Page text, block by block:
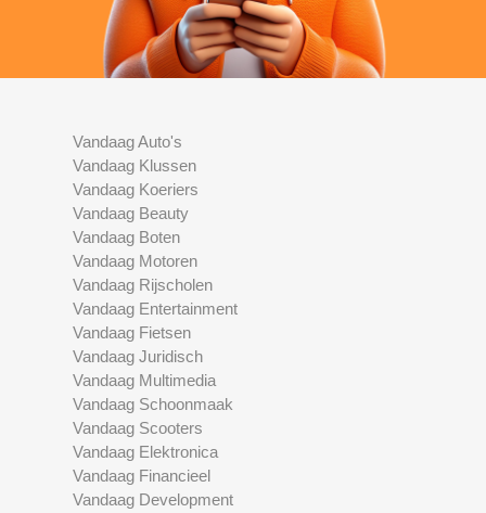
Vandaag Auto's
Vandaag Klussen
Vandaag Koeriers
Vandaag Beauty
Vandaag Boten
Vandaag Motoren
Vandaag Rijscholen
Vandaag Entertainment
Vandaag Fietsen
Vandaag Juridisch
Vandaag Multimedia
Vandaag Schoonmaak
Vandaag Scooters
Vandaag Elektronica
Vandaag Financieel
Vandaag Development